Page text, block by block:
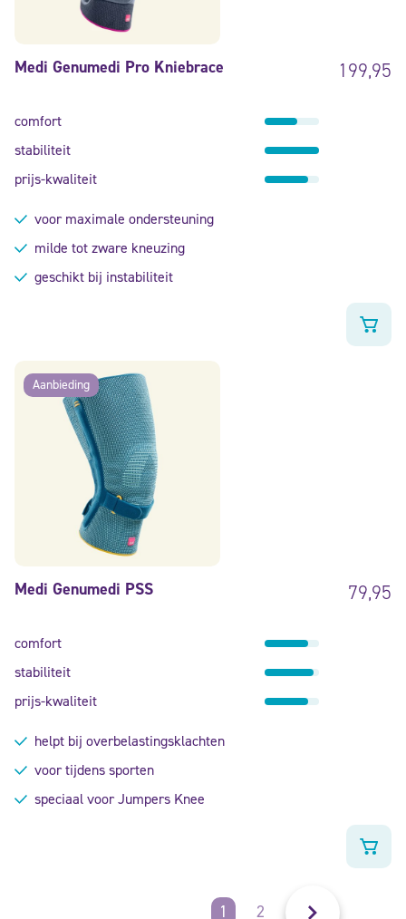
Medi Genumedi Pro Kniebrace 199,95
comfort
stabiliteit
prijs-kwaliteit
voor maximale ondersteuning
milde tot zware kneuzing
geschikt bij instabiliteit
Aanbieding
Medi Genumedi PSS 79,95
comfort
stabiliteit
prijs-kwaliteit
helpt bij overbelastingsklachten
voor tijdens sporten
speciaal voor Jumpers Knee
1 2